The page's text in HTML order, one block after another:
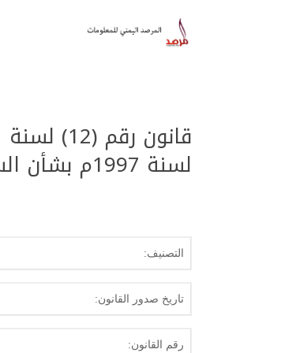
لسنة 1997م بشأن الشركات التجارية
التصنيف:
تاريخ صدور القانون:
رقم القانون: